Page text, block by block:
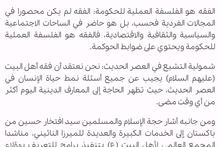
الفقه هو الفلسفة العملية للحكومة: الفقه لم يكن محصورا في
المجالات الفردية فحسب، بل هو حاضر في الساحات الاجتماعية
والسياسية والثقافية والاقتصادية، فالفقه هو الفلسفة العملية
للحكومة ويحتوي على ضوابط الحوكمة.
شمولية التشيع في العصر الحديث: نحن نعتقد أن فقه أهل البيت
(عليهم السلام) يجيب عن جميع أسئلة نمط حياة الإنسان في
العصر الحديث، حيث تظهر الحاجة إلى المعارف الدينية اليوم أكثر
من أي وقت مضى.
ومن جانبه أشار حجة الإسلام والمسلمين سيد افتخار حسين من
باكستان إلى الخدمات الكبيرة والعديدة للميرزا النائيني، مناشدا